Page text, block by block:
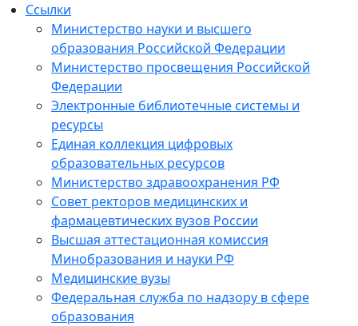
Ссылки
Министерство науки и высшего
образования Российской Федерации
Министерство просвещения Российской
Федерации
Электронные библиотечные системы и
ресурсы
Единая коллекция цифровых
образовательных ресурсов
Министерство здравоохранения РФ
Совет ректоров медицинских и
фармацевтических вузов России
Высшая аттестационная комиссия
Минобразования и науки РФ
Медицинские вузы
Федеральная служба по надзору в сфере
образования